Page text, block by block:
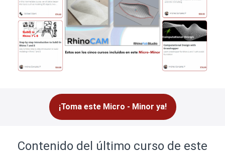
¡Toma este Micro - Minor ya!
Contenido del último curso de este